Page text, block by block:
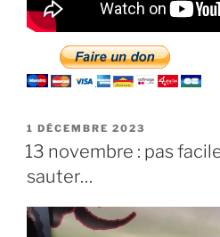
PUBLIÉ
LE
1 DÉCEMBRE 2023
13 novembre : pas
sauter…